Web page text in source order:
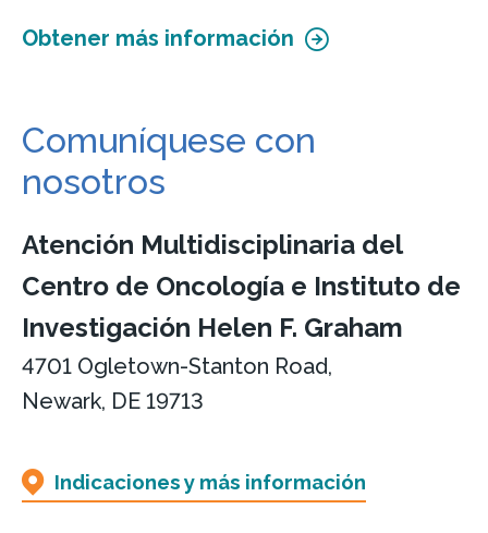
Obtener más información
Comuníquese con
nosotros
Atención Multidisciplinaria del
Centro de Oncología e Instituto de
Investigación Helen F. Graham
4701 Ogletown-Stanton Road,
Newark, DE 19713
Indicaciones y más información